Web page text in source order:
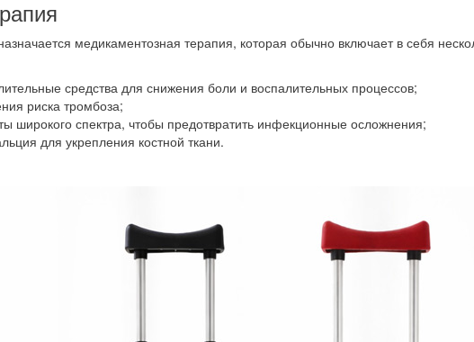
медикаментозная терапия, которая обычно включает в себя
средства для снижения боли и воспалительных процессов;
риска тромбоза;
широкого спектра, чтобы предотвратить инфекционные осложнения;
для укрепления костной ткани.